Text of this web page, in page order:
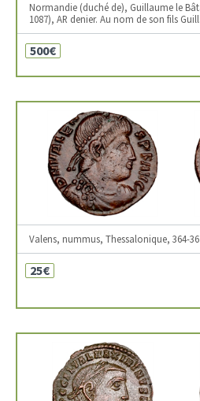
Normandie (duché de), Guillaume le
1087), AR denier. Au nom de son fils
500€
Valens, nummus, Thessalonique, 364-
25€